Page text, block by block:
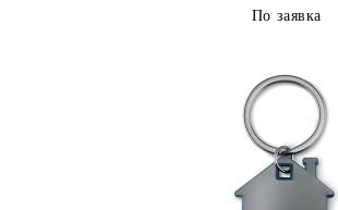
По заявка